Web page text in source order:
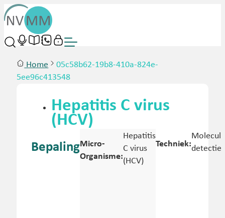
Home
05c58b62-19b8-410a-824e-
5ee96c413548
Hepatitis C virus
(HCV)
BepalingMicro-
Organisme:
Hepatitis
C virus
(HCV)
Techniek:detectie